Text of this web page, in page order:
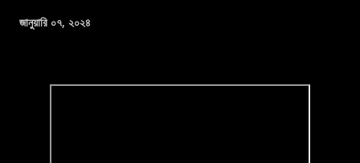
জানুয়ারি ০৭, ২০২৪